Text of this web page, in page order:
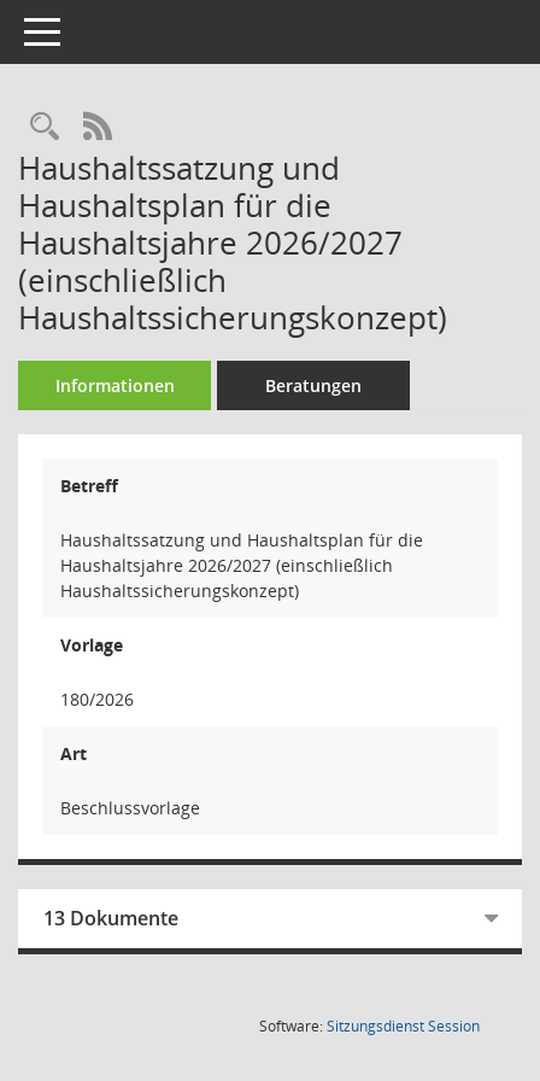
Toggle navigation
Rechercheauswahl
RSS-Feed
Haushaltssatzung und
Haushaltsplan für die
Haushaltsjahre 2026/2027
(einschließlich
Haushaltssicherungskonzept)
Informationen Beratungen
Betreff
Haushaltssatzung und Haushaltsplan für die
Haushaltsjahre 2026/2027 (einschließlich
Haushaltssicherungskonzept)
Vorlage
180/2026
Art
Beschlussvorlage
13 Dokumente
Software:SitzungsdienstSession(Wird in